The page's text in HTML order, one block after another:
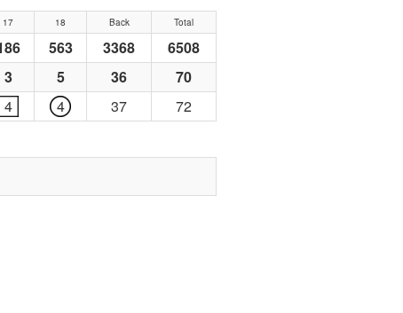
17 18 Back Total
563 3368
6508
3 5 36
70
4 4 37 72